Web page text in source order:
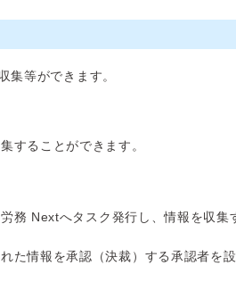
集等ができます。
することができます。
務 Nextへタスク発行し、情報を収集
た情報を承認（決裁）する承認者を